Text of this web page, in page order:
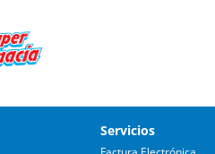
Servicios